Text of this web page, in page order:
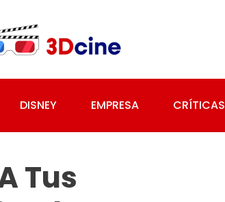
DISNEY EMPRESA CRÍTICAS
Tus